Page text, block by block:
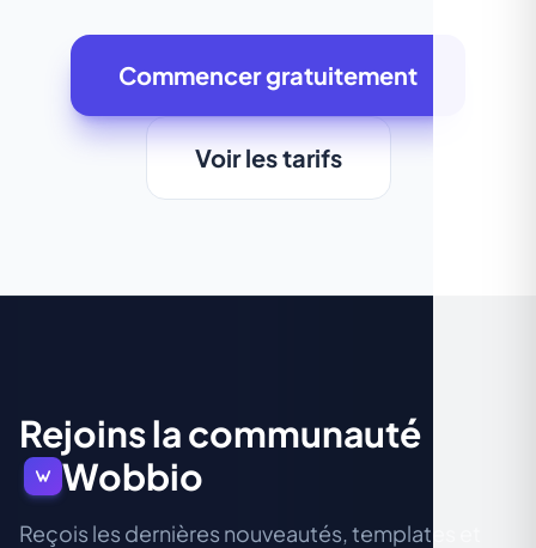
Commencer gratuitement
Voir les tarifs
Rejoins la communauté
Wobbio
Reçois les dernières nouveautés, templates et